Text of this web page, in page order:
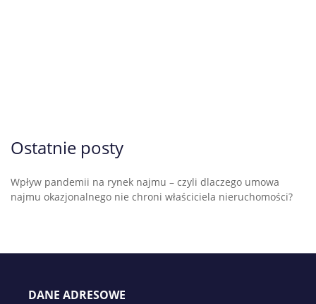
Ostatnie posty
Wpływ pandemii na rynek najmu – czyli dlaczego umowa
najmu okazjonalnego nie chroni właściciela nieruchomości?
DANE ADRESOWE